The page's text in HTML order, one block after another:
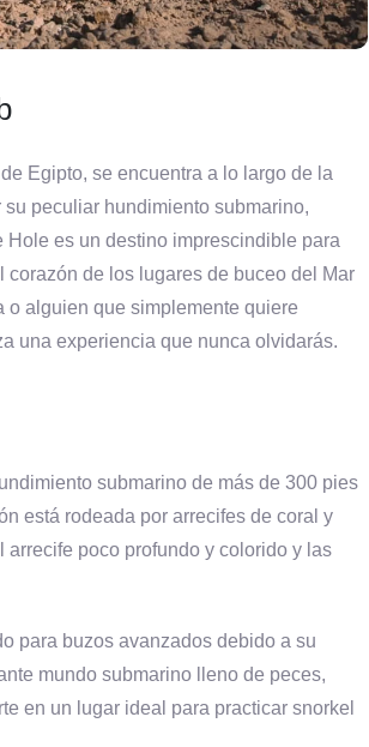
Egipto, se encuentra a lo largo de la
peculiar hundimiento submarino,
es un destino imprescindible para
de los lugares de buceo del Mar
o alguien que simplemente quiere
una experiencia que nunca olvidarás.
submarino de más de 300 pies
está rodeada por arrecifes de coral y
poco profundo y colorido y las
para buzos avanzados debido a su
mundo submarino lleno de peces,
en un lugar ideal para practicar snorkel